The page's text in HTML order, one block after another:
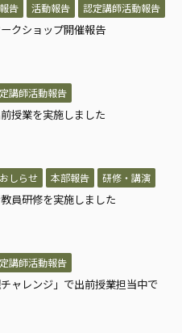
告 活動報告 認定講師活動報告
クショップ開催報告
講師活動報告
授業を実施しました
しらせ 本部報告 研修・講演
員研修を実施しました
講師活動報告
ャレンジ」で出前授業担当中で